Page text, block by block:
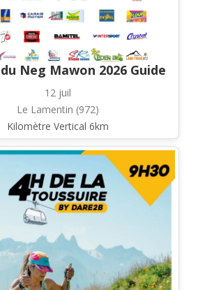
Neg Mawon 2026 Guide
12 juil
Le Lamentin (972)
Kilomètre Vertical 6km